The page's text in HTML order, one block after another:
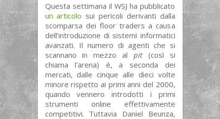
Questa settimana il WSJ ha pubblicato
un articolo sui pericoli derivanti dalla
scomparsa dei floor traders a causa
dell’introduzione di sistemi informatici
avanzati. Il numero di agenti che si
scannano in mezzo al pit (così si
chiama l’arena) è, a seconda dei
mercati, dalle cinque alle dieci volte
minore rispetto ai primi anni del 2000,
quando vennero introdotti i primi
strumenti online effettivamente
competitivi. Tuttavia Daniel Beunza,